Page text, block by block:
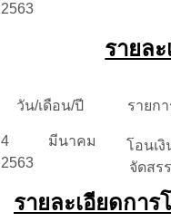
2563
รายล
วัน/เดือน/ปี รายกา
4 มีนาคม
2563
โอนเงิ
จัดสรร
รายละเอียดการ